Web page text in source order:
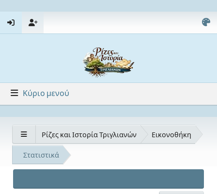
Κύριο μενού
Ρίζες και Ιστορία Τριγλιανών Εικονοθήκη
Στατιστικά